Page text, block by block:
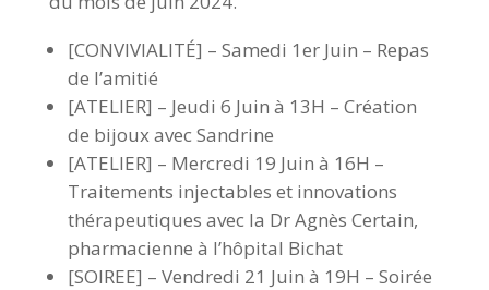
[CONVIVIALITÉ] – Samedi 1er Juin – Repas
de l’amitié
[ATELIER] – Jeudi 6 Juin à 13H – Création
de bijoux avec Sandrine
[ATELIER] – Mercredi 19 Juin à 16H –
Traitements injectables et innovations
thérapeutiques avec la Dr Agnès Certain,
pharmacienne à l’hôpital Bichat
[SOIREE] – Vendredi 21 Juin à 19H – Soirée